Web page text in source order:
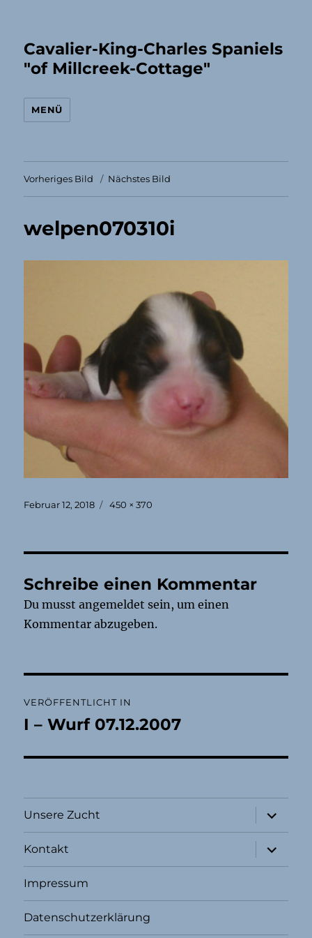
Cavalier-King-Charles Spaniels
"of Millcreek-Cottage"
MENÜ
Vorheriges Bild Nächstes Bild
welpen070310i
Veröffentlicht
Februar 12, 2018 Originalgröße
450 × 370
Schreibe einen Kommentar
Du musstangemeldet sein, um einen
Kommentar abzugeben.
VERÖFFENTLICHT IN
I – Wurf 07.12.2007
Unsere Zucht
öffnen
Kontakt
öffnen
Impressum
Datenschutzerklärung